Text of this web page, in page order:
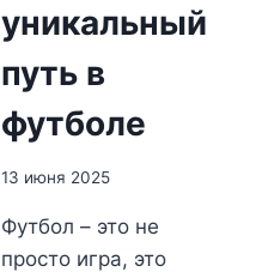
уникальный
путь в
футболе
13 июня 2025
Футбол – это не
просто игра, это